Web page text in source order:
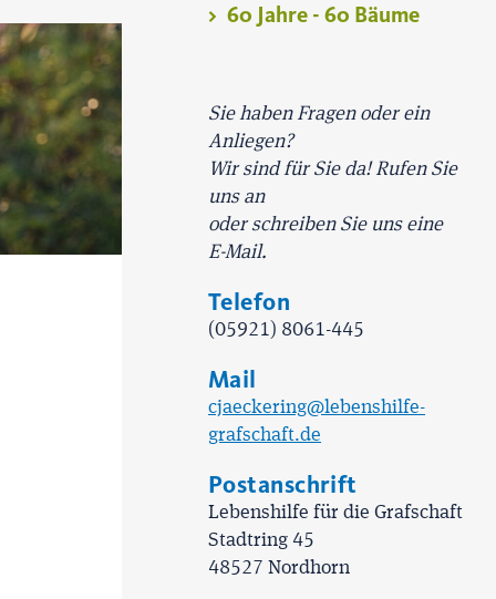
60 Jahre - 60 Bäume
Sie haben Fragen oder ein
Anliegen?
Wir sind für Sie da! Rufen Sie
uns an
oder schreiben Sie uns eine
E-Mail.
Telefon
(05921) 8061-445
Mail
cjaeckering@lebenshilfe-
grafschaft.de
Postanschrift
Lebenshilfe für die Grafschaft
Stadtring 45
48527 Nordhorn